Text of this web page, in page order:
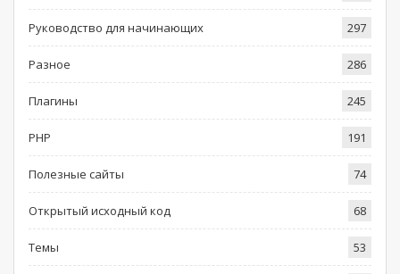
Руководство для начинающих 297
Разное 286
Плагины 245
PHP 191
Полезные сайты 74
Открытый исходный код 68
Темы 53